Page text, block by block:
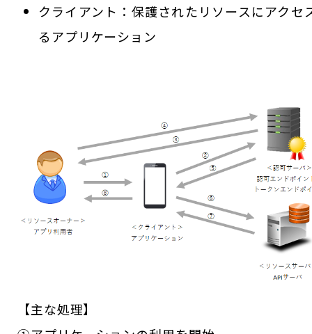
クライアント：保護されたリソースにアクセ
るアプリケーション
【主な処理】